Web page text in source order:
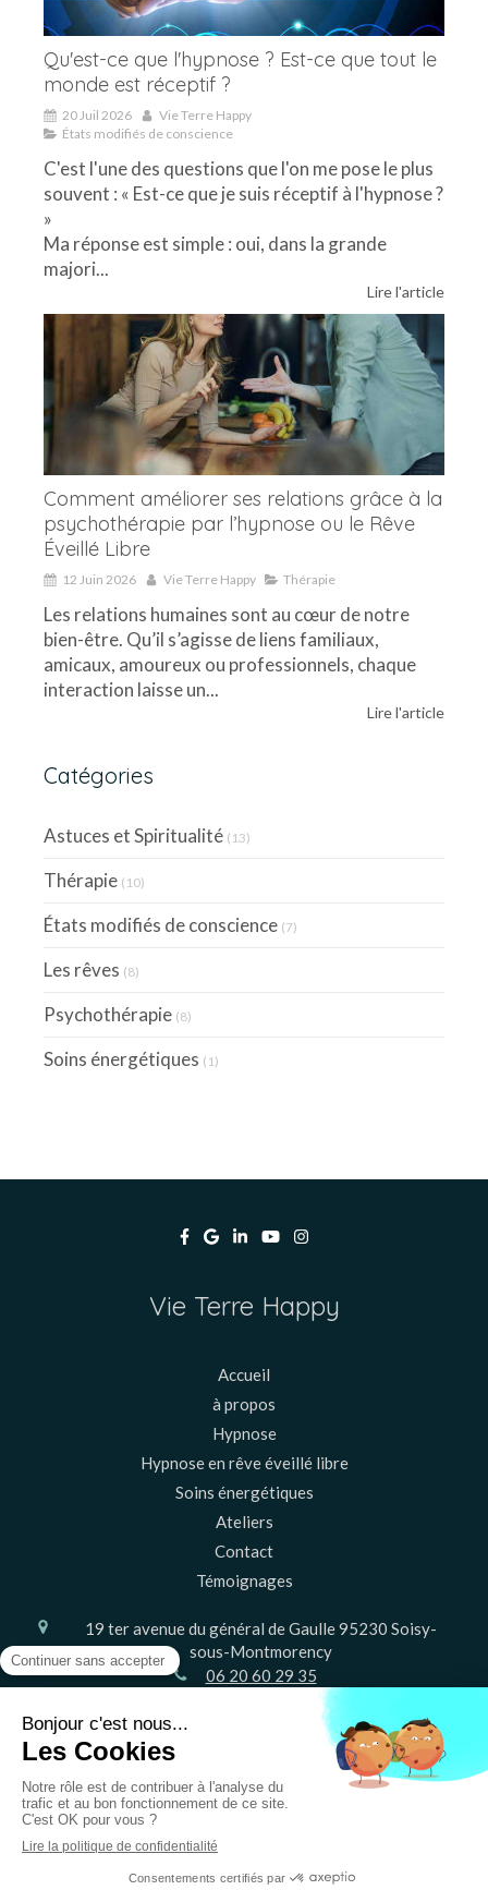
Qu'est-ce que l'hypnose ? Est-ce que tout le
monde est réceptif ?
20 Juil 2026
Vie Terre Happy
États modifiés de conscience
C'est l'une des questions que l'on me pose le plus
souvent : « Est-ce que je suis réceptif à l'hypnose ?
»
Ma réponse est simple : oui, dans la grande
majori...
Lire l'article
Comment améliorer ses relations grâce à la
psychothérapie par l’hypnose ou le Rêve
Éveillé Libre
12 Juin 2026 Vie Terre Happy Thérapie
Les relations humaines sont au cœur de notre
bien-être. Qu’il s’agisse de liens familiaux,
amicaux, amoureux ou professionnels, chaque
interaction laisse un...
Lire l'article
Catégories
Astuces et Spiritualité (13)
Thérapie (10)
États modifiés de conscience (7)
Les rêves (8)
Psychothérapie (8)
Soins énergétiques (1)
Vie Terre Happy
Accueil
à propos
Hypnose
Hypnose en rêve éveillé libre
Soins énergétiques
Ateliers
Contact
Témoignages
19 ter avenue du général de Gaulle95230 Soisy-
sous-Montmorency
06 20 60 29 35
20h30
Mentions légales
©2023 Vie Terre Happy - Psychothérapie